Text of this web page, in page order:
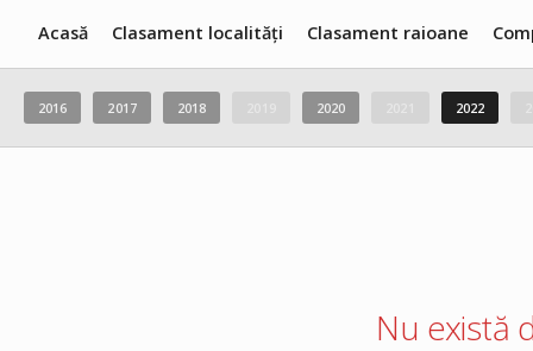
Acasă Clasament localități Clasament raioane
2016 2017 2018 2020 2022
Nu există